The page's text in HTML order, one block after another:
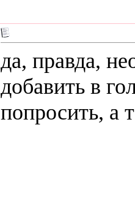
да, правда,
добавить в
попросить, а